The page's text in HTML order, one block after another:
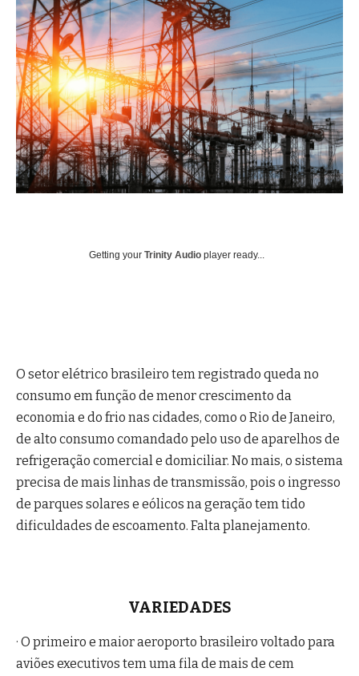
Getting your Trinity Audio player ready...
O setor elétrico brasileiro tem registrado queda no
consumo em função de menor crescimento da
economia e do frio nas cidades, como o Rio de Janeiro,
de alto consumo comandado pelo uso de aparelhos de
refrigeração comercial e domiciliar. No mais, o sistema
precisa de mais linhas de transmissão, pois o ingresso
de parques solares e eólicos na geração tem tido
dificuldades de escoamento. Falta planejamento.
VARIEDADES
· O primeiro e maior aeroporto brasileiro voltado para
aviões executivos tem uma fila de mais de cem